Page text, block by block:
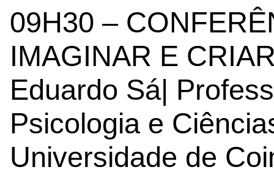
09H30 –
IMAGINAR E
Eduardo Sá|
Psicologia e
Universidade de